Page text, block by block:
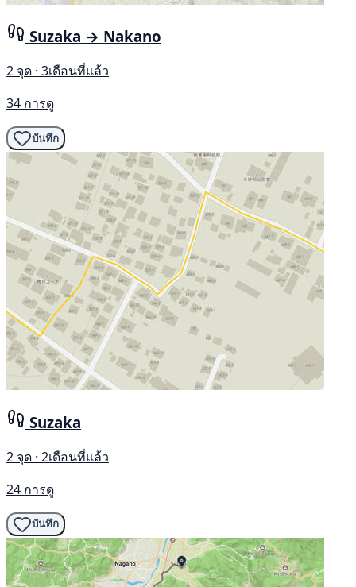
Suzaka → Nakano
2 จุด · 3เดือนที่แล้ว
34 การดู
บันทึก
Suzaka
2 จุด · 2เดือนที่แล้ว
24 การดู
บันทึก